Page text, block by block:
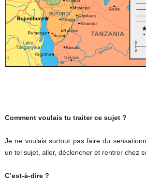
Comment voulais tu traiter ce sujet ?
Je ne voulais surtout pas faire du
un tel sujet, aller, déclencher et rentrer chez
C’est-à-dire ?